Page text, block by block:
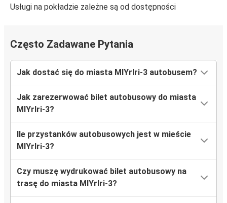
Usługi na pokładzie zależne są od dostępności
Często Zadawane Pytania
Jak dostać się do miasta MlYrlri-3 autobusem?
Jak zarezerwować bilet autobusowy do miasta
MlYrlri-3?
Ile przystanków autobusowych jest w mieście
MlYrlri-3?
Czy muszę wydrukować bilet autobusowy na
trasę do miasta MlYrlri-3?